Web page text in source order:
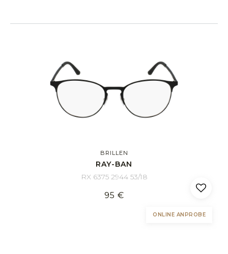
BRILLEN
RAY-BAN
RX 6375 2944 53/18
95 €
ONLINE ANPROBE